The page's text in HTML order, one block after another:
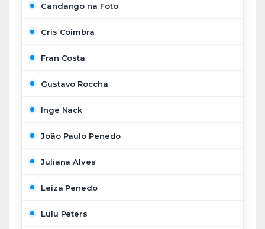
Candango na Foto
Cris Coimbra
Fran Costa
Gustavo Roccha
Inge Nack
João Paulo Penedo
Juliana Alves
Leíza Penedo
Lulu Peters